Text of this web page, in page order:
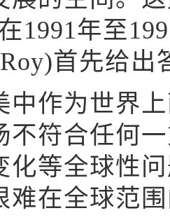
1991年至
首先给出
作为世界上
不符合任何
化等全球性
难在全球范